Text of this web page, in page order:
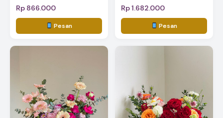
Rp 866.000
Pesan
Rp 1.682.000
Pesan